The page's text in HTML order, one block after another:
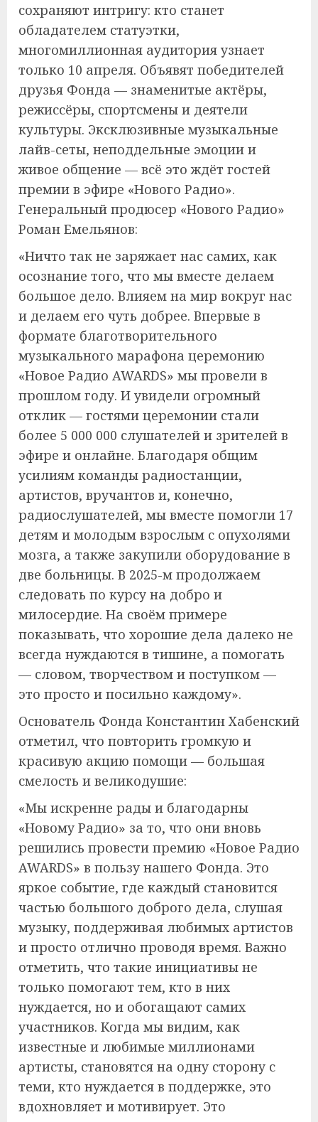
сохраняют интригу: кто станет
обладателем статуэтки,
многомиллионная аудитория узнает
только 10 апреля. Объявят победителей
друзья Фонда — знаменитые актёры,
режиссёры, спортсмены и деятели
культуры. Эксклюзивные музыкальные
лайв-сеты, неподдельные эмоции и
живое общение — всё это ждёт гостей
премии в эфире «Нового Радио».
Генеральный продюсер «Нового Радио»
Роман Емельянов:
«Ничто так не заряжает нас самих, как
осознание того, что мы вместе делаем
большое дело. Влияем на мир вокруг нас
и делаем его чуть добрее. Впервые в
формате благотворительного
музыкального марафона церемонию
«Новое Радио AWARDS» мы провели в
прошлом году. И увидели огромный
отклик — гостями церемонии стали
более 5 000 000 слушателей и зрителей в
эфире и онлайне. Благодаря общим
усилиям команды радиостанции,
артистов, вручантов и, конечно,
радиослушателей, мы вместе помогли 17
детям и молодым взрослым с опухолями
мозга, а также закупили оборудование в
две больницы. В 2025-м продолжаем
следовать по курсу на добро и
милосердие. На своём примере
показывать, что хорошие дела далеко не
всегда нуждаются в тишине, а помогать
— словом, творчеством и поступком —
это просто и посильно каждому».
Основатель Фонда Константин Хабенский
отметил, что повторить громкую и
красивую акцию помощи — большая
смелость и великодушие:
«Мы искренне рады и благодарны
«Новому Радио» за то, что они вновь
решились провести премию «Новое Радио
AWARDS» в пользу нашего Фонда. Это
яркое событие, где каждый становится
частью большого доброго дела, слушая
музыку, поддерживая любимых артистов
и просто отлично проводя время. Важно
отметить, что такие инициативы не
только помогают тем, кто в них
нуждается, но и обогащают самих
участников. Когда мы видим, как
известные и любимые миллионами
артисты, становятся на одну сторону с
теми, кто нуждается в поддержке, это
вдохновляет и мотивирует. Это